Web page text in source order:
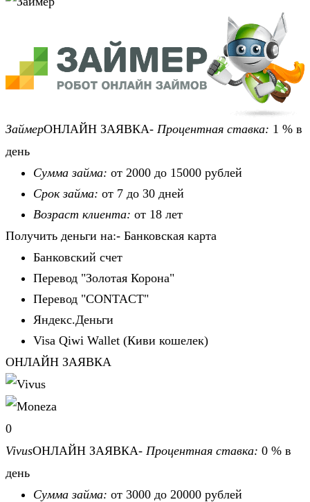
ЗаймерОНЛАЙН ЗАЯВКА- Процентная ставка: 1 % в
день
Сумма займа: от 2000 до 15000 рублей
Срок займа: от 7 до 30 дней
Возраст клиента: от 18 лет
Получить деньги на:- Банковская карта
Банковский счет
Перевод "Золотая Корона"
Перевод "CONTACT"
Яндекс.Деньги
Visa Qiwi Wallet (Киви кошелек)
ОНЛАЙН ЗАЯВКА
0
VivusОНЛАЙН ЗАЯВКА- Процентная ставка: 0 % в
день
Сумма займа: от 3000 до 20000 рублей